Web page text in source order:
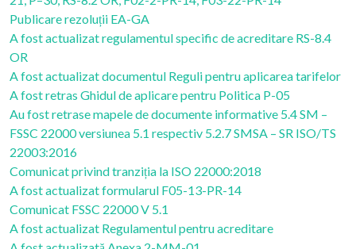
Publicare rezoluții EA-GA
A fost actualizat regulamentul specific de acreditare RS-8.4
OR
A fost actualizat documentul Reguli pentru aplicarea tarifelor
A fost retras Ghidul de aplicare pentru Politica P-05
Au fost retrase mapele de documente informative 5.4 SM –
FSSC 22000 versiunea 5.1 respectiv 5.2.7 SMSA – SR ISO/TS
22003:2016
Comunicat privind tranziția la ISO 22000:2018
A fost actualizat formularul F05-13-PR-14
Comunicat FSSC 22000 V 5.1
A fost actualizat Regulamentul pentru acreditare